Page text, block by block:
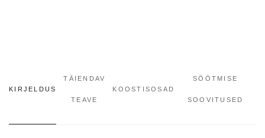
KIRJELDUS
TÄIENDAV
TEAVE
KOOSTISOSAD
SÖÖTMISE
SOOVITUSED